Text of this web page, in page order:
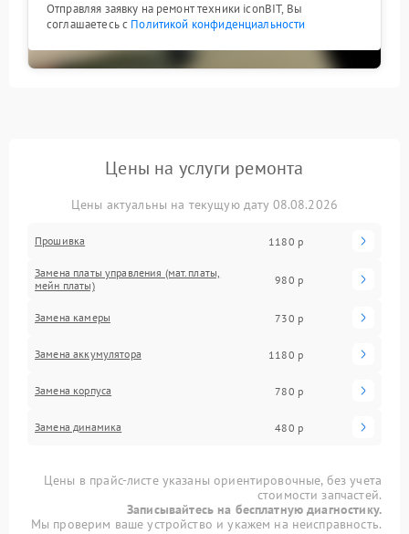
Отправляя заявку на ремонт техники iconBIT, Вы
соглашаетесь с Политикой конфиденциальности
Цены на услуги ремонта
Цены актуальны на текущую дату 08.08.2026
Прошивка 1180 р
Замена платы управления (мат.платы,
мейн платы)
980 р
Замена камеры 730 р
Замена аккумулятора 1180 р
Замена корпуса 780 р
Замена динамика 480 р
Цены в прайс-листе указаны ориентировочные, без учета
стоимости запчастей.
Записывайтесь на бесплатную диагностику.
Мы проверим ваше устройство и укажем на неисправность.